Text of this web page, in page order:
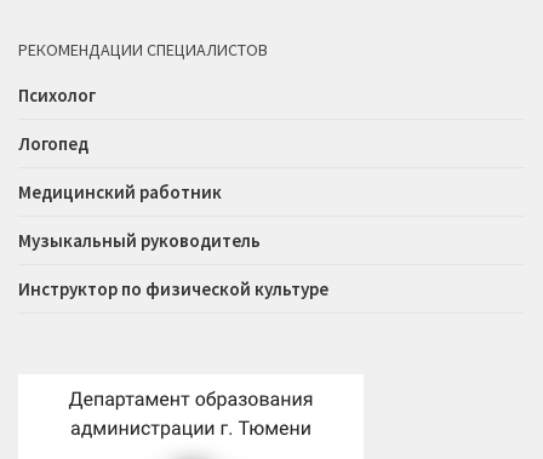
РЕКОМЕНДАЦИИ СПЕЦИАЛИСТОВ
Психолог
Логопед
Медицинский работник
Музыкальный руководитель
Инструктор по физической культуре